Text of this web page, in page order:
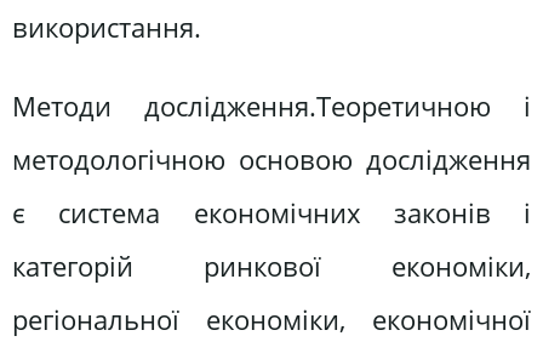
використання.
Методи дослідження.Теоретичною і
методологічною основою дослідження
є система економічних законів і
категорій ринкової економіки,
регіональної економіки, економічної